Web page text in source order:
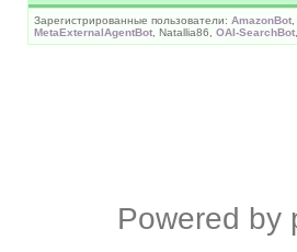
Зарегистрированные пользователи: AmazonBot
MetaExternalAgentBot , Natallia86, OAI-SearchBot
Powered by